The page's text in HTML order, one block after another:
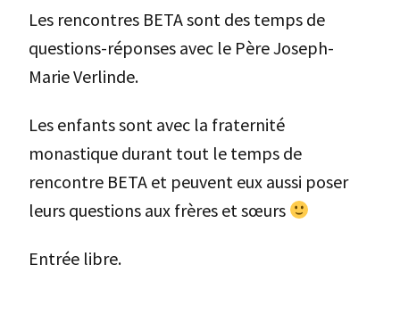
Les rencontres BETA sont des temps de
questions-réponses avec le Père Joseph-
Marie Verlinde.
Les enfants sont avec la fraternité
monastique durant tout le temps de
rencontre BETA et peuvent eux aussi poser
leurs questions aux frères et sœurs
Entrée libre.